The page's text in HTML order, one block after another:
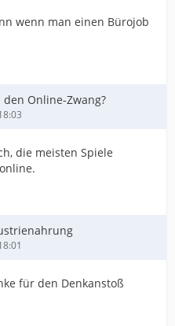
wenn man einen Bürojob
Online-Zwang?
die meisten Spiele
für den Denkanstoß